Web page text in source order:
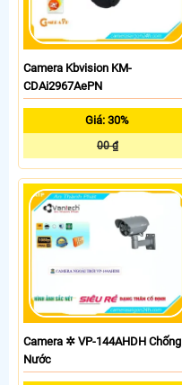
Camera Kbvision KM-
CDAi2967AePN
Giá: 30%
00 ₫
Camera ✲ VP-144AHDH Chống
Nước